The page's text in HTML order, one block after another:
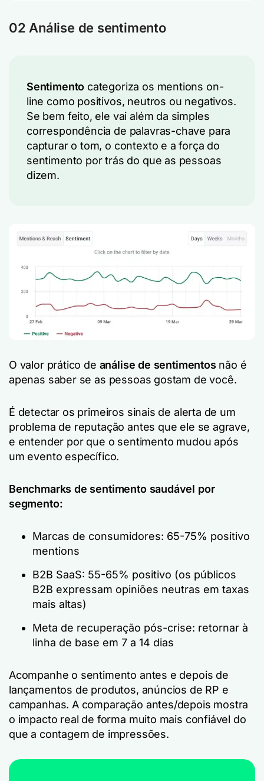
02 Análise de sentimento
Sentimento categoriza os mentions on-
line como positivos, neutros ou negativos.
Se bem feito, ele vai além da simples
correspondência de palavras-chave para
capturar o tom, o contexto e a força do
sentimento por trás do que as pessoas
dizem.
O valor prático de análise de sentimentos não é
apenas saber se as pessoas gostam de você.
É detectar os primeiros sinais de alerta de um
problema de reputação antes que ele se agrave,
e entender por que o sentimento mudou após
um evento específico.
Benchmarks de sentimento saudável por
segmento:
Marcas de consumidores: 65-75% positivo
mentions
B2B SaaS: 55-65% positivo (os públicos
B2B expressam opiniões neutras em taxas
mais altas)
Meta de recuperação pós-crise: retornar à
linha de base em 7 a 14 dias
Acompanhe o sentimento antes e depois de
lançamentos de produtos, anúncios de RP e
campanhas. A comparação antes/depois mostra
o impacto real de forma muito mais confiável do
que a contagem de impressões.